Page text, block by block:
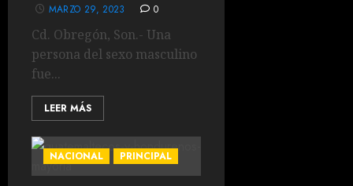
MARZO 29, 2023 0
Cd. Obregón, Son.- Una
persona del sexo masculino
fue...
LEER MÁS
NACIONAL PRINCIPAL